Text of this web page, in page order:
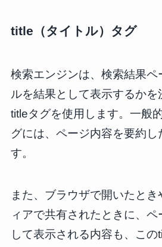
title（タイトル）タグ
検索エンジンは、検索結果ペ
ルを結果として表示するかを
titleタグを使用します。一般
グには、ページ内容を要約し
す。
また、ブラウザで開いたと
ィアで共有されたときに、ペ
して表示される内容も、この